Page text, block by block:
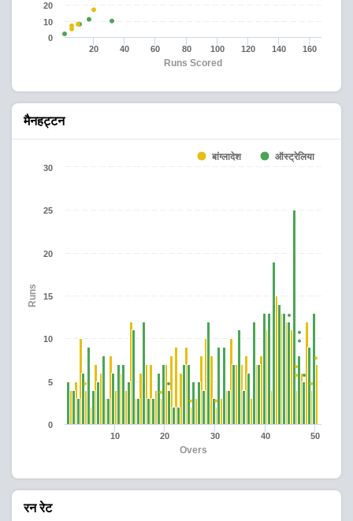
Runs Scored
20 40 60 80 100 120 140 160
0
10
20
मैनहट्टन
Overs
Runs
बांग्लादेश ऑस्ट्रेलिया
10 20 30 40 50
0
5
10
15
20
25
30
रन रेट